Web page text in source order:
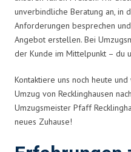
unverbindliche Beratung an, in
Anforderungen besprechen
Angebot erstellen. Bei
der Kunde im Mittelpunkt – du
Kontaktiere uns noch heute
Umzug von Recklinghausen
Umzugsmeister Pfaff
neues Zuhause!